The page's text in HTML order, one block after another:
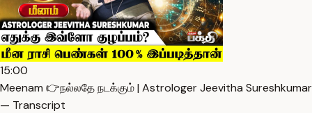
15:00
Meenam 👉நல்லதே நடக்கும் | Astrologer Jeevitha Sureshkumar
— Transcript